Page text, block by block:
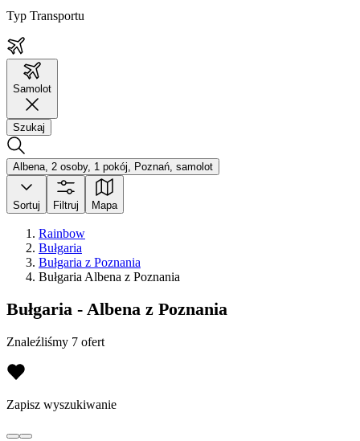
Typ Transportu
Samolot
Szukaj
Albena, 2 osoby, 1 pokój, Poznań, samolot
Sortuj Filtruj Mapa
Rainbow
Bułgaria
Bułgaria z Poznania
Bułgaria Albena z Poznania
Bułgaria - Albena z Poznania
Znaleźliśmy 7 ofert
Zapisz wyszukiwanie